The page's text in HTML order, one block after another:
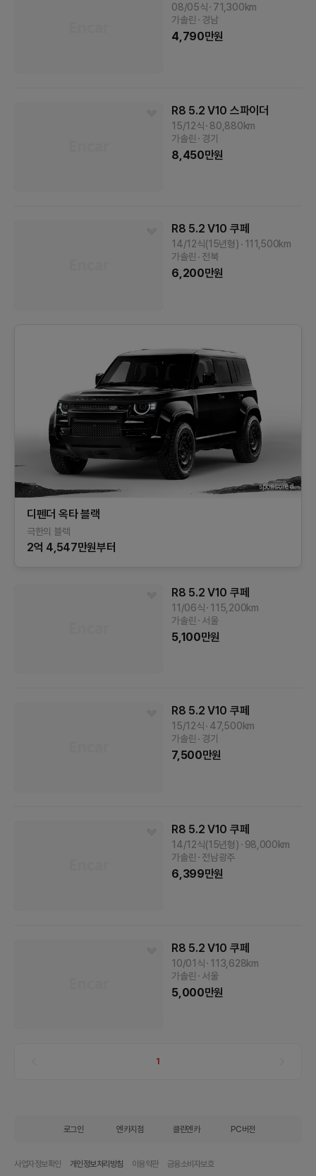
08/05식 71,300km
가솔린
경남
4,790만원
R8 5.2 V10 스파이더
15/12식 80,880km
가솔린
경기
8,450만원
R8 5.2 V10 쿠페
14/12식(15년형) 111,500km
가솔린
전북
6,200만원
sponsored
디펜더 옥타 블랙
극한의 블랙
2억 4,547만원부터
R8 5.2 V10 쿠페
11/06식 115,200km
가솔린
서울
5,100만원
R8 5.2 V10 쿠페
15/12식 47,500km
가솔린
경기
7,500만원
R8 5.2 V10 쿠페
14/12식(15년형) 98,000km
가솔린
전남광주
6,399만원
R8 5.2 V10 쿠페
10/01식 113,628km
가솔린
서울
5,000만원
1
로그인 엔카지점 클린엔카 PC버전
사업자정보확인 개인정보처리방침 이용약관 금융소비자보호